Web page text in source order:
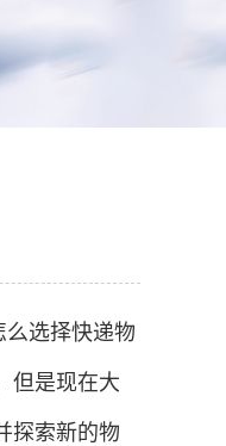
选择快递物
但是现在大
探索新的物